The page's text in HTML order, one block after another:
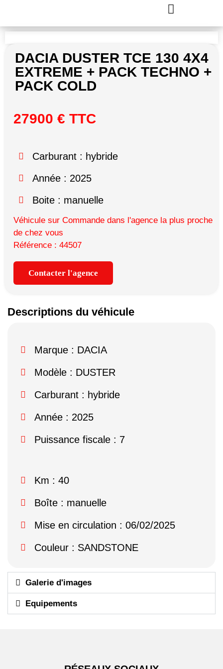
DACIA DUSTER TCE 130 4X4
EXTREME + PACK TECHNO +
PACK COLD
27900 € TTC
Carburant : hybride
Année : 2025
Boite : manuelle
Véhicule sur Commande dans l'agence la plus proche
de chez vous
Référence : 44507
Contacter l'agence
Descriptions du véhicule
Marque : DACIA
Modèle : DUSTER
Carburant : hybride
Année : 2025
Puissance fiscale : 7
Km : 40
Boîte : manuelle
Mise en circulation : 06/02/2025
Couleur : SANDSTONE
Galerie d'images
Equipements